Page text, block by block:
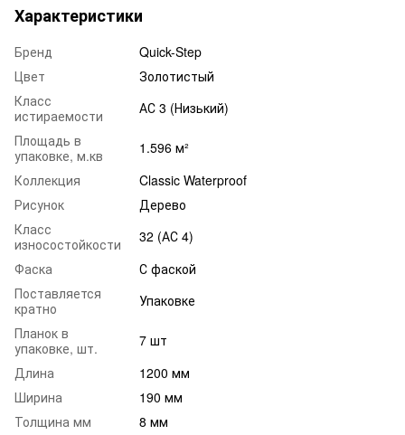
Характеристики
Бренд
Quick-Step
Цвет
Золотистый
Класс
истираемости
АС 3 (Низький)
Площадь в
упаковке, м.кв
1.596 м²
Коллекция
Classic Waterproof
Рисунок
Дерево
Класс
износостойкости
32 (АС 4)
Фаска
С фаской
Поставляется
кратно
Упаковке
Планок в
упаковке, шт.
7 шт
Длина
1200 мм
Ширина
190 мм
Толщина мм
8 мм